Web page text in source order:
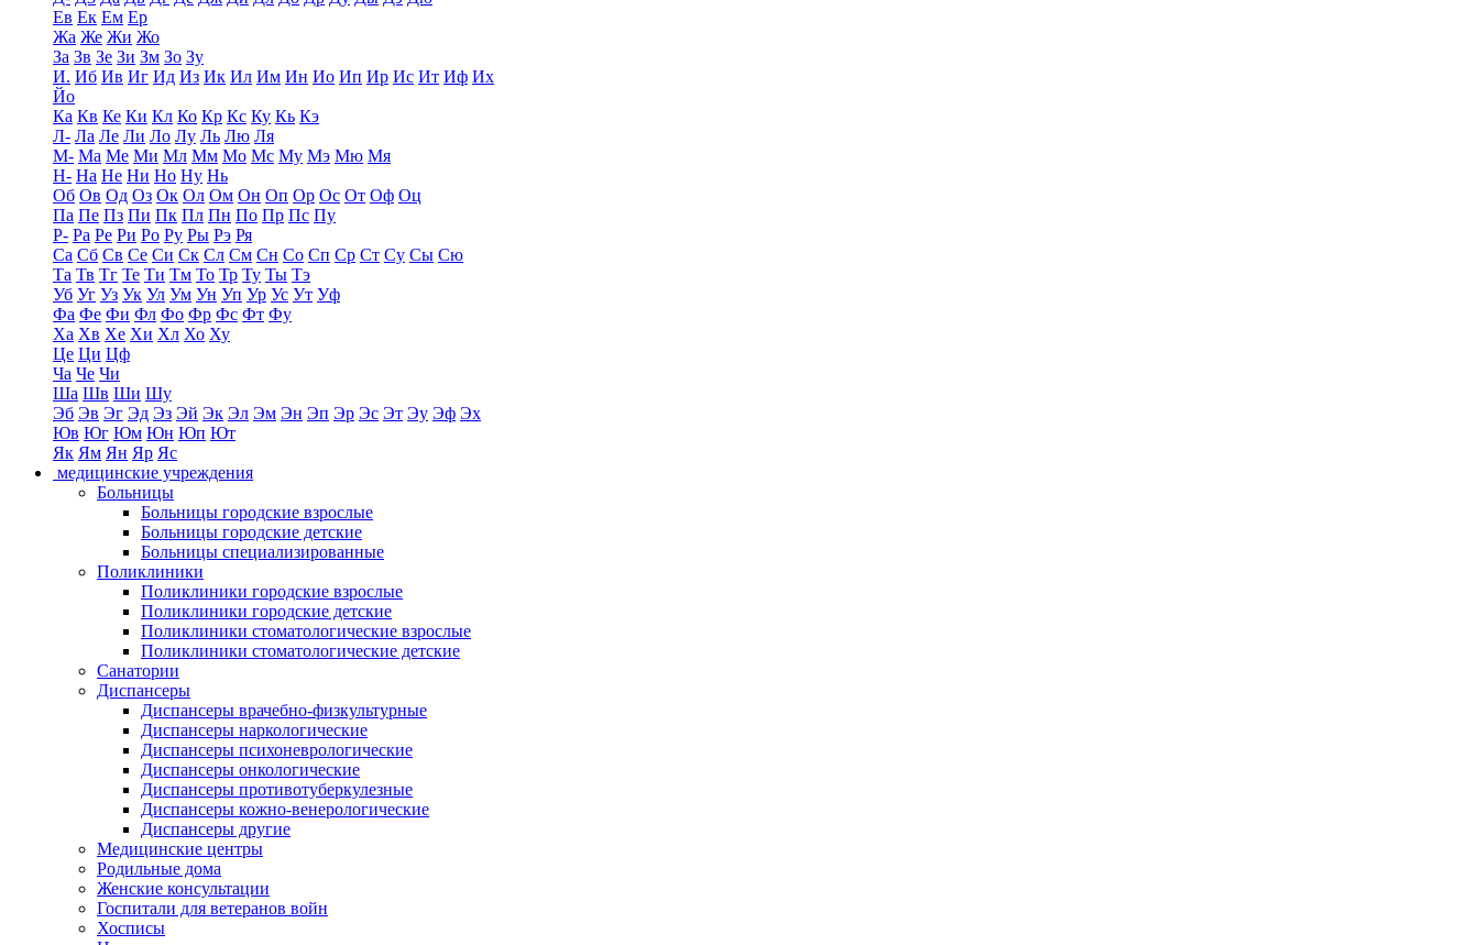
Ев Ек Ем Ер
Жа Же Жи Жо
За Зв Зе Зи Зм Зо Зу
И. Иб Ив Иг Ид Из Ик Ил Им Ин Ио Ип Ир Ис Ит Иф Их
Йо
Ка Кв Ке Ки Кл Ко Кр Кс Ку Кь Кэ
Л- Ла Ле Ли Ло Лу Ль Лю Ля
М- Ма Ме Ми Мл Мм Мо Мс Му Мэ Мю Мя
Н- На Не Ни Но Ну Нь
Об Ов Од Оз Ок Ол Ом Он Оп Ор Ос От Оф Оц
Па Пе Пз Пи Пк Пл Пн По Пр Пс Пу
Р- Ра Ре Ри Ро Ру Ры Рэ Ря
Са Сб Св Се Си Ск Сл См Сн Со Сп Ср Ст Су Сы Сю
Та Тв Тг Те Ти Тм То Тр Ту Ты Тэ
Уб Уг Уз Ук Ул Ум Ун Уп Ур Ус Ут Уф
Фа Фе Фи Фл Фо Фр Фс Фт Фу
Ха Хв Хе Хи Хл Хо Ху
Це Ци Цф
Ча Че Чи
Ша Шв Ши Шу
Эб Эв Эг Эд Эз Эй Эк Эл Эм Эн Эп Эр Эс Эт Эу Эф Эх
Юв Юг Юм Юн Юп Ют
Як Ям Ян Яр Яс
медицинские учреждения
Больницы
Больницы городские взрослые
Больницы городские детские
Больницы специализированные
Поликлиники
Поликлиники городские взрослые
Поликлиники городские детские
Поликлиники стоматологические взрослые
Поликлиники стоматологические детские
Санатории
Диспансеры
Диспансеры врачебно-физкультурные
Диспансеры наркологические
Диспансеры психоневрологические
Диспансеры онкологические
Диспансеры противотуберкулезные
Диспансеры кожно-венерологические
Диспансеры другие
Медицинские центры
Родильные дома
Женские консультации
Госпитали для ветеранов войн
Хосписы